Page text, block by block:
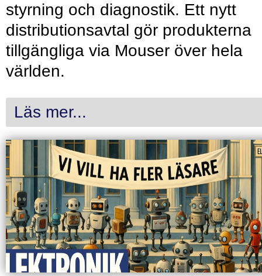
styrning och diagnostik. Ett nytt
distributionsavtal gör produkterna
tillgängliga via Mouser över hela
världen.
Läs mer...